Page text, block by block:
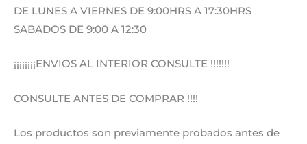
DE LUNES A VIERNES DE 9:00HRS A 17:30HRS
SABADOS DE 9:00 A 12:30
¡¡¡¡¡¡¡¡ENVIOS AL INTERIOR CONSULTE !!!!!!!
CONSULTE ANTES DE COMPRAR !!!!
Los productos son previamente probados antes de